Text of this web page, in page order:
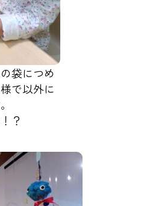
袋につめ
で以外に
？